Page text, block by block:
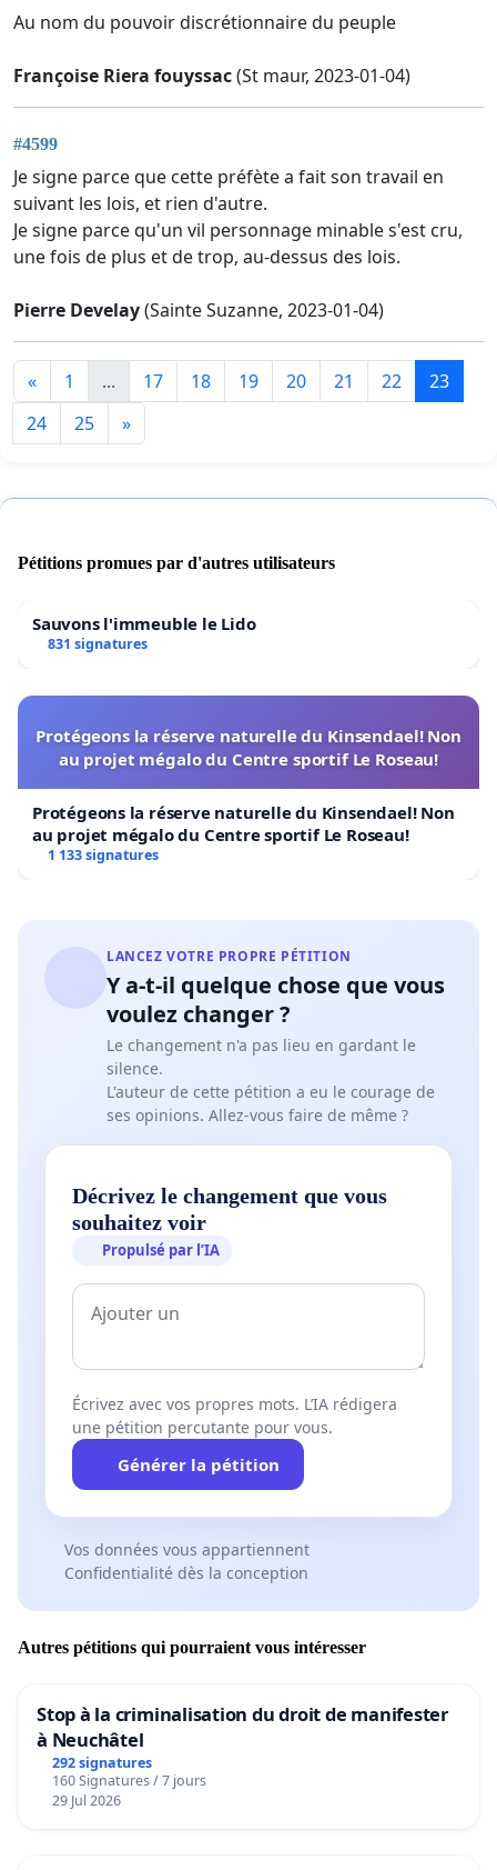
Au nom du pouvoir discrétionnaire du peuple
Françoise Riera fouyssac(St maur, 2023-01-04)
#4599
Je signe parce que cette préfète a fait son travail en
suivant les lois, et rien d'autre.
Je signe parce qu'un vil personnage minable s'est cru,
une fois de plus et de trop, au-dessus des lois.
Pierre Develay(Sainte Suzanne, 2023-01-04)
« 1 ... 17 18 19 20 21 22
23
24
25 »
Pétitions promues par d'autres utilisateurs
Sauvons l'immeuble le Lido
831 signatures
Protégeons la réserve naturelle du Kinsendael! Non
au projet mégalo du Centre sportif Le Roseau!
Protégeons la réserve naturelle du Kinsendael! Non
au projet mégalo du Centre sportif Le Roseau!
1 133 signatures
LANCEZ VOTRE PROPRE PÉTITION
Y a-t-il quelque chose que vous
voulez changer ?
Le changement n'a pas lieu en gardant le
silence.
L'auteur de cette pétition a eu le courage de
ses opinions. Allez-vous faire de même ?
Décrivez le changement que vous
souhaitez voir
Propulsé par l’IA
Écrivez avec vos propres mots. L’IA rédigera
une pétition percutante pour vous.
Générer la pétition
Vos données vous appartiennent
Confidentialité dès la conception
Autres pétitions qui pourraient vous intéresser
Stop à la criminalisation du droit de manifester
à Neuchâtel
292 signatures
160 Signatures / 7 jours
29 Jul 2026